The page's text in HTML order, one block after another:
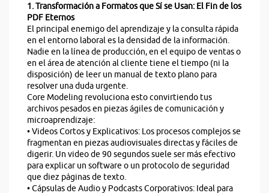
1. Transformación a Formatos que Sí se Usan: El Fin de los
PDF Eternos
El principal enemigo del aprendizaje y la consulta rápida
en el entorno laboral es la densidad de la información.
Nadie en la línea de producción, en el equipo de ventas o
en el área de atención al cliente tiene el tiempo (ni la
disposición) de leer un manual de texto plano para
resolver una duda urgente.
Core Modeling revoluciona esto convirtiendo tus
archivos pesados en piezas ágiles de comunicación y
microaprendizaje:
• Videos Cortos y Explicativos: Los procesos complejos se
fragmentan en piezas audiovisuales directas y fáciles de
digerir. Un video de 90 segundos suele ser más efectivo
para explicar un software o un protocolo de seguridad
que diez páginas de texto.
• Cápsulas de Audio y Podcasts Corporativos: Ideal para